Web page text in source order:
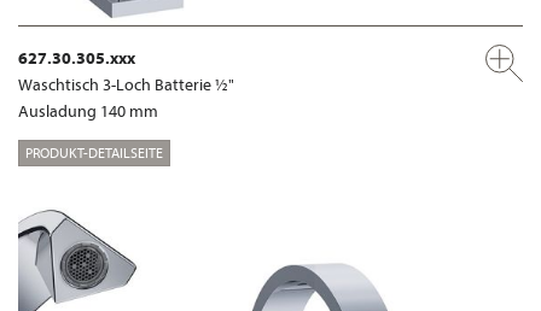
627.30.305.xxx
Waschtisch 3-Loch Batterie ½"
Ausladung 140 mm
PRODUKT-DETAILSEITE